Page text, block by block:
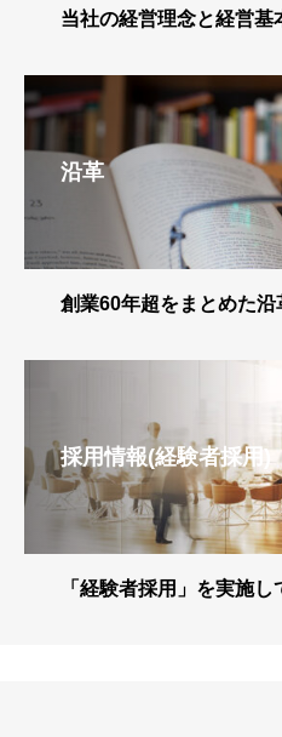
当社の経営理念と経営基
沿革
創業60年超をまとめた沿
採用情報(経験者採用)
「経験者採用」を実施し